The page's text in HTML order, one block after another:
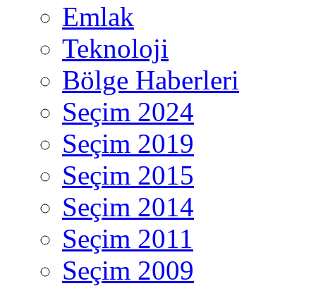
Emlak
Teknoloji
Bölge Haberleri
Seçim 2024
Seçim 2019
Seçim 2015
Seçim 2014
Seçim 2011
Seçim 2009